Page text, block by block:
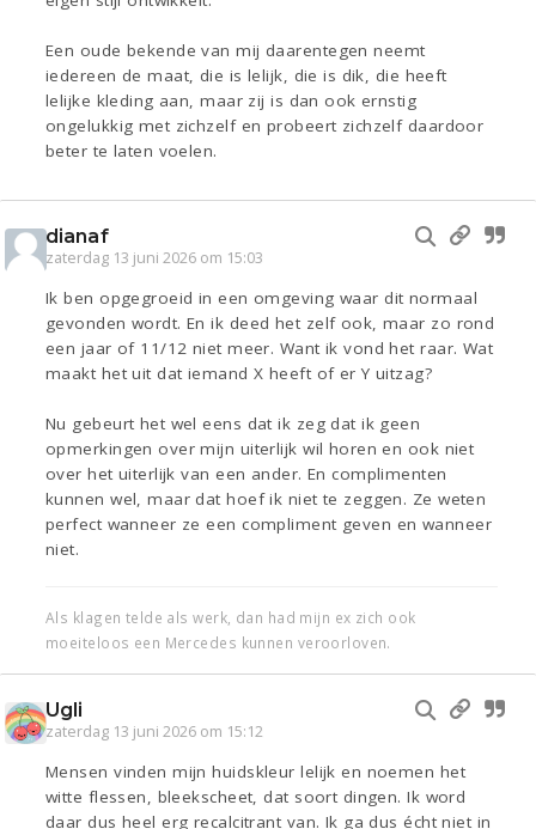
Een oude bekende van mij daarentegen neemt
iedereen de maat, die is lelijk, die is dik, die heeft
lelijke kleding aan, maar zij is dan ook ernstig
ongelukkig met zichzelf en probeert zichzelf daardoor
beter te laten voelen.
dianaf
zaterdag 13 juni 2026 om 15:03
Ik ben opgegroeid in een omgeving waar dit normaal
gevonden wordt. En ik deed het zelf ook, maar zo rond
een jaar of 11/12 niet meer. Want ik vond het raar. Wat
maakt het uit dat iemand X heeft of er Y uitzag?
Nu gebeurt het wel eens dat ik zeg dat ik geen
opmerkingen over mijn uiterlijk wil horen en ook niet
over het uiterlijk van een ander. En complimenten
kunnen wel, maar dat hoef ik niet te zeggen. Ze weten
perfect wanneer ze een compliment geven en wanneer
niet.
Als klagen telde als werk, dan had mijn ex zich ook
moeiteloos een Mercedes kunnen veroorloven.
Ugli
zaterdag 13 juni 2026 om 15:12
Mensen vinden mijn huidskleur lelijk en noemen het
witte flessen, bleekscheet, dat soort dingen. Ik word
daar dus heel erg recalcitrant van. Ik ga dus écht niet in